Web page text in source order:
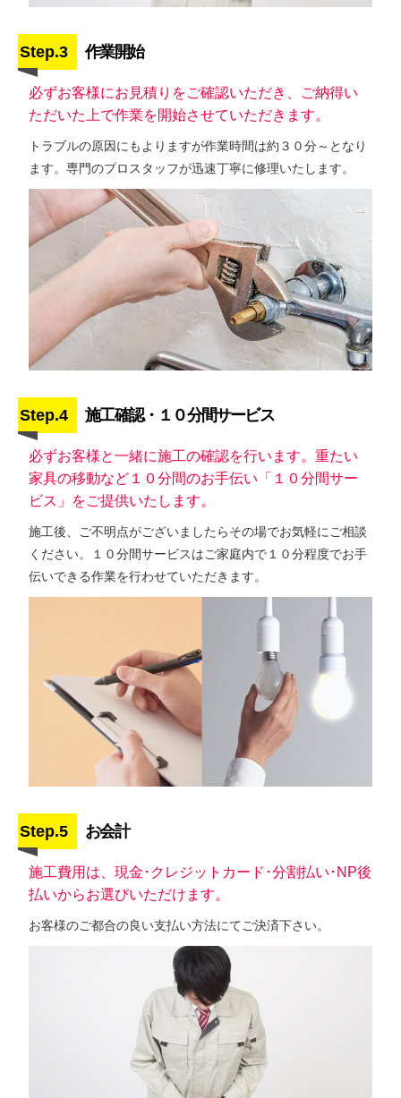
Step.3 作業開始
必ずお客様にお見積りをご確認いただき、ご納得い
ただいた上で作業を開始させていただきます。
トラブルの原因にもよりますが作業時間は約３０分～となり
ます。専門のプロスタッフが迅速丁寧に修理いたします。
Step.4 施工確認・１０分間サービス
必ずお客様と一緒に施工の確認を行います。重たい
家具の移動など１０分間のお手伝い「１０分間サー
ビス」をご提供いたします。
施工後、ご不明点がございましたらその場でお気軽にご相談
ください。１０分間サービスはご家庭内で１０分程度でお手
伝いできる作業を行わせていただきます。
Step.5 お会計
施工費用は、現金･クレジットカード･分割払い･NP後
払いからお選びいただけます。
お客様のご都合の良い支払い方法にてご決済下さい。